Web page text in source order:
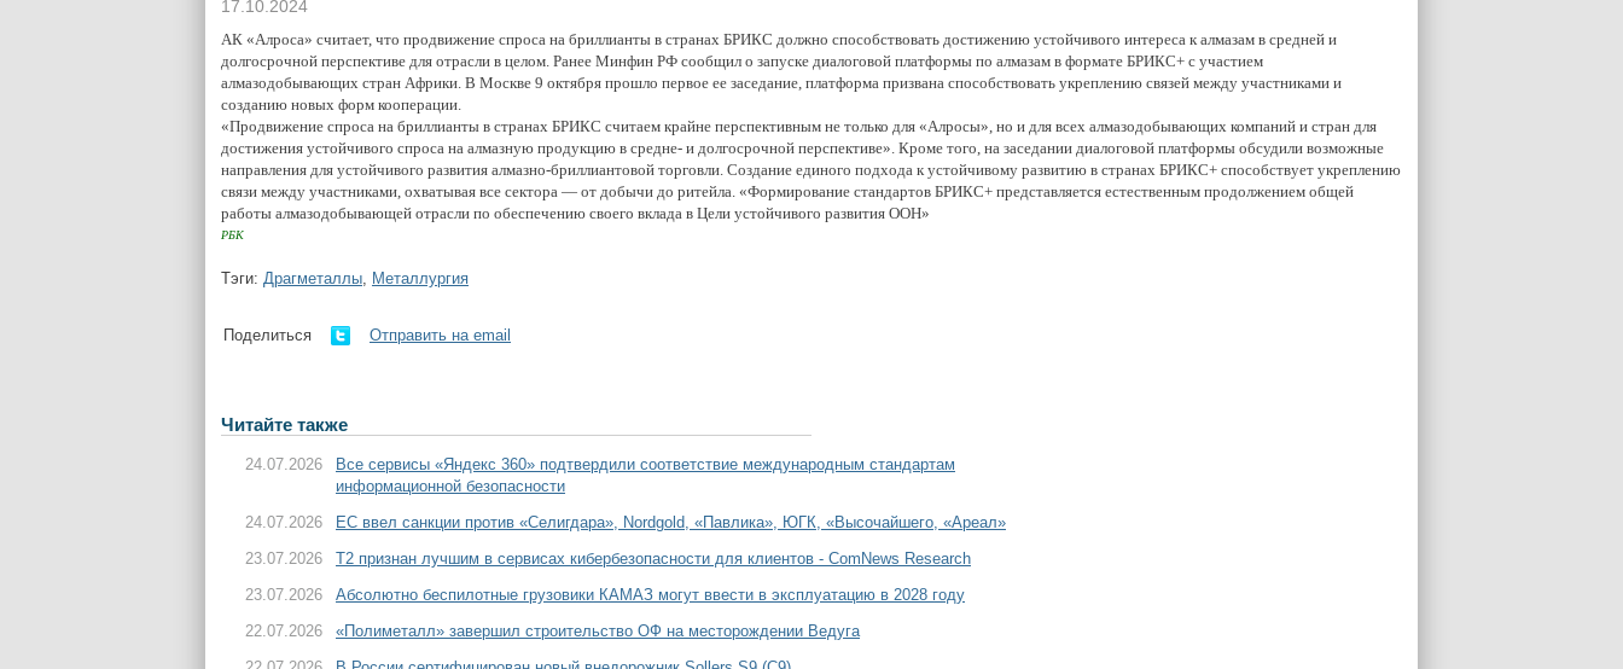
17.10.2024
АК «Алроса» считает, что продвижение спроса на бриллианты в странах БРИКС должно способствовать достижению устойчивого интереса к алмазам в средней и
долгосрочной перспективе для отрасли в целом. Ранее Минфин РФ сообщил о запуске диалоговой платформы по алмазам в формате БРИКС+ с участием
алмазодобывающих стран Африки. В Москве 9 октября прошло первое ее заседание, платформа призвана способствовать укреплению связей между участниками и
созданию новых форм кооперации.
«Продвижение спроса на бриллианты в странах БРИКС считаем крайне перспективным не только для «Алросы», но и для всех алмазодобывающих компаний и стран для
достижения устойчивого спроса на алмазную продукцию в средне- и долгосрочной перспективе». Кроме того, на заседании диалоговой платформы обсудили возможные
направления для устойчивого развития алмазно-бриллиантовой торговли. Создание единого подхода к устойчивому развитию в странах БРИКС+ способствует укреплению
связи между участниками, охватывая все сектора — от добычи до ритейла. «Формирование стандартов БРИКС+ представляется естественным продолжением общей
работы алмазодобывающей отрасли по обеспечению своего вклада в Цели устойчивого развития ООН»
РБК
Тэги: Драгметаллы, Металлургия
Поделиться Отправить на email
Читайте также
24.07.2026
Все сервисы «Яндекс 360» подтвердили соответствие международным стандартам
информационной безопасности
24.07.2026
ЕС ввел санкции против «Селигдара», Nordgold, «Павлика», ЮГК, «Высочайшего, «Ареал»
23.07.2026
T2 признан лучшим в сервисах кибербезопасности для клиентов - ComNews Research
23.07.2026
Абсолютно беспилотные грузовики КАМАЗ могут ввести в эксплуатацию в 2028 году
22.07.2026
«Полиметалл» завершил строительство ОФ на месторождении Ведуга